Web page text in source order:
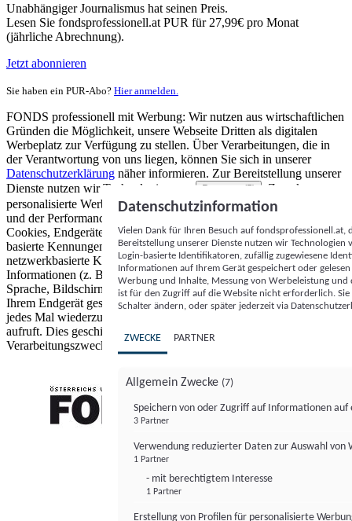
Unabhängiger Journalismus hat seinen Preis.
Lesen Sie fondsprofessionell.at PUR für 27,99€ pro Monat
(jährliche Abrechnung).
Jetzt abonnieren
Sie haben ein PUR-Abo? Hier anmelden.
FONDS professionell mit Werbung: Wir nutzen aus wirtschaftlichen
Gründen die Möglichkeit, unsere Webseite Dritten als digitalen
Werbeplatz zur Verfügung zu stellen. Über Verarbeitungen, die in
der Verantwortung von uns liegen, können Sie sich in unserer
Datenschutzerklärung näher informieren. Zur Bereitstellung unserer
Dienste nutzen wir Technologien von
Partnern (5)
. Zwecke:
personalisierte Werbung und Inhalte, Messung von Werbeleistung
und der Performance von Inhalten sowie Zielgruppenforschung.
Cookies, Endgeräte- oder ähnliche Online-Kennungen (z. B. login-
basierte Kennungen, zufällig generierte Kennungen,
netzwerkbasierte Kennungen) können zusammen mit anderen
Informationen (z. B. Browsertyp und Browserinformationen,
Sprache, Bildschirmgröße, unterstützte Technologien usw.) auf
Ihrem Endgerät gespeichert oder von dort ausgelesen werden, um es
jedes Mal wiederzuerkennen, wenn es eine App oder einer Webseite
aufruft. Dies geschieht für einen oder mehrere der hier aufgeführten
Verarbeitungszwecke.
Datenschutzinformation
Vielen Dank für Ihren Besuch auf
Bereitstellung unserer Dienste nutzen wir Technologien
Login-basierte Identifikatoren, zufällig zugewiesene
Informationen auf Ihrem Gerät gespeichert oder
Werbung und Inhalte, Messung von Werbeleistung
ist für den Zugriff auf die Website nicht erforderlich.
Schalter ändern, oder später jederzeit via
ZWECKE PARTNER
Allgemein Zwecke (7)
Speichern von oder Zugriff auf Informationen auf
3 Partner
Verwendung reduzierter Daten zur Auswahl von
1 Partner
- mit berechtigtem Interesse
1 Partner
Erstellung von Profilen für personalisierte
FONDS professionell